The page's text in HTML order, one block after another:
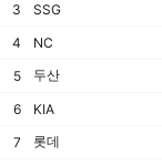
3
SSG
4
NC
5
두산
6
KIA
7
롯데